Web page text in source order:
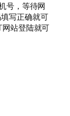
号，等待网
写正确就可
站登陆就可